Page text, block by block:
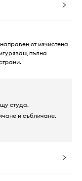
от изчистена
пълна
студа.
и събличане.